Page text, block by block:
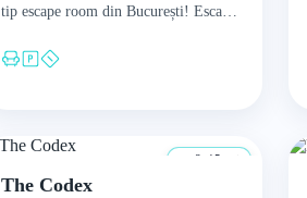
tip escape room din București! Escape
8–15 ani
The Codex